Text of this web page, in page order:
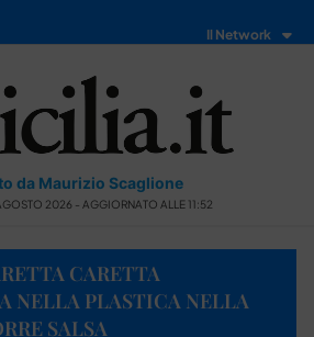
Il Network
da Maurizio Scaglione
2026 - AGGIORNATO ALLE 11:52
CARETTA
NELLA PLASTICA NELLA
SALSA